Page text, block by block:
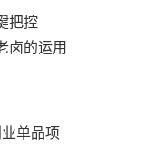
把控
卤的运用
单品项